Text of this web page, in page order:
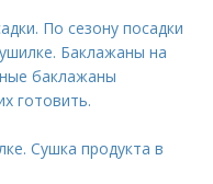
По сезону посадки
Баклажаны на
баклажаны
готовить.
Сушка продукта в